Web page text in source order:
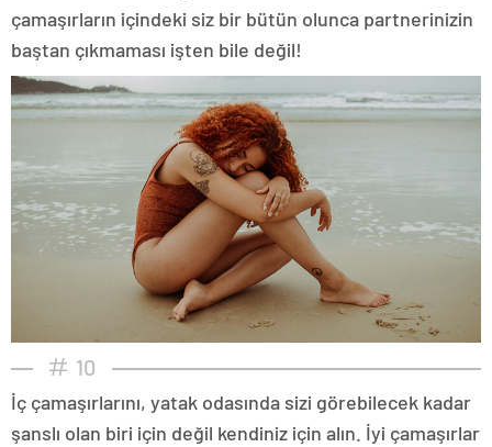
çamaşırların içindeki siz bir bütün olunca partnerinizin
baştan çıkmaması işten bile değil!
10
İç çamaşırlarını, yatak odasında sizi görebilecek kadar
şanslı olan biri için değil kendiniz için alın. İyi çamaşırlar